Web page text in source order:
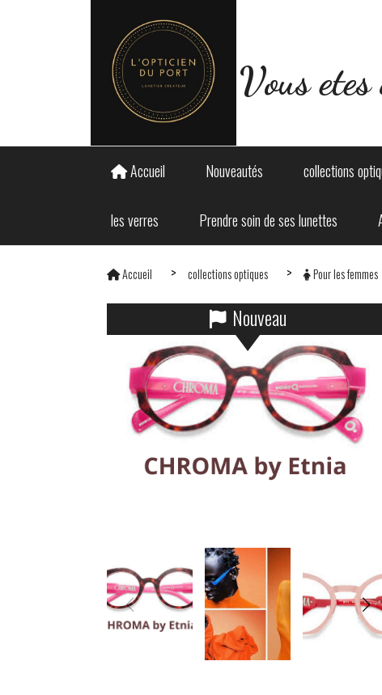
Vous
Accueil Nouveautés collections
les verres Prendre soin de ses lunettes
Accueil collections optiques Pour les femmes
Nouveau